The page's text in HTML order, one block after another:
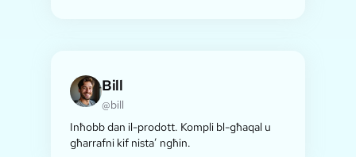
Bill
@bill
Inħobb dan il-prodott. Kompli bl-għaqal u
għarrafni kif nista’ ngħin.